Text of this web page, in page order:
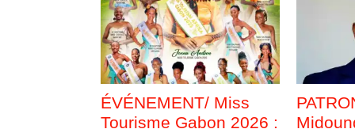
ÉVÉNEMENT/ Miss
Tourisme Gabon 2026 :